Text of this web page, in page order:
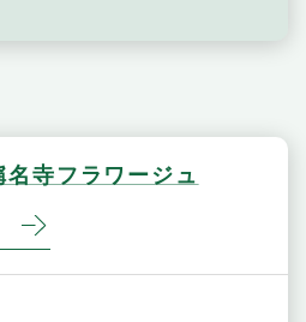
寺フラワージュ